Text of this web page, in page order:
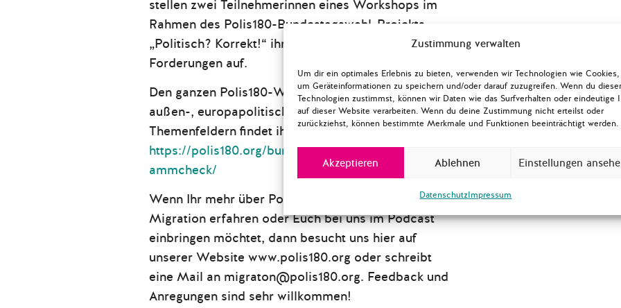
Zustimmung verwalten
Um dir ein optimales Erlebnis zu bieten, verwenden wir Technologien wie Cookies,
um Geräteinformationen zu speichern und/oder darauf zuzugreifen. Wenn du
Technologien zustimmst, können wir Daten wie das Surfverhalten oder eindeutige
auf dieser Website verarbeiten. Wenn du deine Zustimmung nicht erteilst oder
zurückziehst, können bestimmte Merkmale und Funktionen beeinträchtigt werden.
Akzeptieren Ablehnen Einstellungen
DatenschutzImpressum
stellen zwei Teilnehmerinnen eines Workshops im
Rahmen des Polis180-Bundestagswahl-Projekts
„Politisch? Korrekt!“ ihre migrationspolitischen
Forderungen auf.
Den ganzen Polis180-Wahlprogramm-Check zu
außen-, europapolitischen und anderen relevanten
Themenfeldern findet ihr hier:
https://polis180.org/bundestagswahl2021/wahlprogr
ammcheck/
Wenn Ihr mehr über Polis180 und unser Programm
Migration erfahren oder Euch bei uns im Podcast
einbringen möchtet, dann besucht uns hier auf
unserer Website www.polis180.org oder schreibt
eine Mail an migraton@polis180.org. Feedback und
Anregungen sind sehr willkommen!